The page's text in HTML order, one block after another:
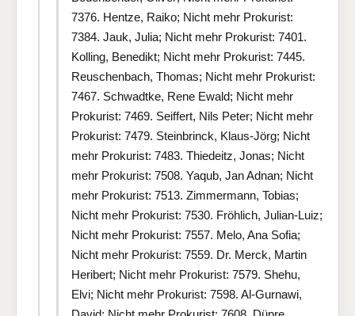
7376. Hentze, Raiko; Nicht mehr Prokurist:
7384. Jauk, Julia; Nicht mehr Prokurist: 7401.
Kolling, Benedikt; Nicht mehr Prokurist: 7445.
Reuschenbach, Thomas; Nicht mehr Prokurist:
7467. Schwadtke, Rene Ewald; Nicht mehr
Prokurist: 7469. Seiffert, Nils Peter; Nicht mehr
Prokurist: 7479. Steinbrinck, Klaus-Jörg; Nicht
mehr Prokurist: 7483. Thiedeitz, Jonas; Nicht
mehr Prokurist: 7508. Yaqub, Jan Adnan; Nicht
mehr Prokurist: 7513. Zimmermann, Tobias;
Nicht mehr Prokurist: 7530. Fröhlich, Julian-Luiz;
Nicht mehr Prokurist: 7557. Melo, Ana Sofia;
Nicht mehr Prokurist: 7559. Dr. Merck, Martin
Heribert; Nicht mehr Prokurist: 7579. Shehu,
Elvi; Nicht mehr Prokurist: 7598. Al-Gurnawi,